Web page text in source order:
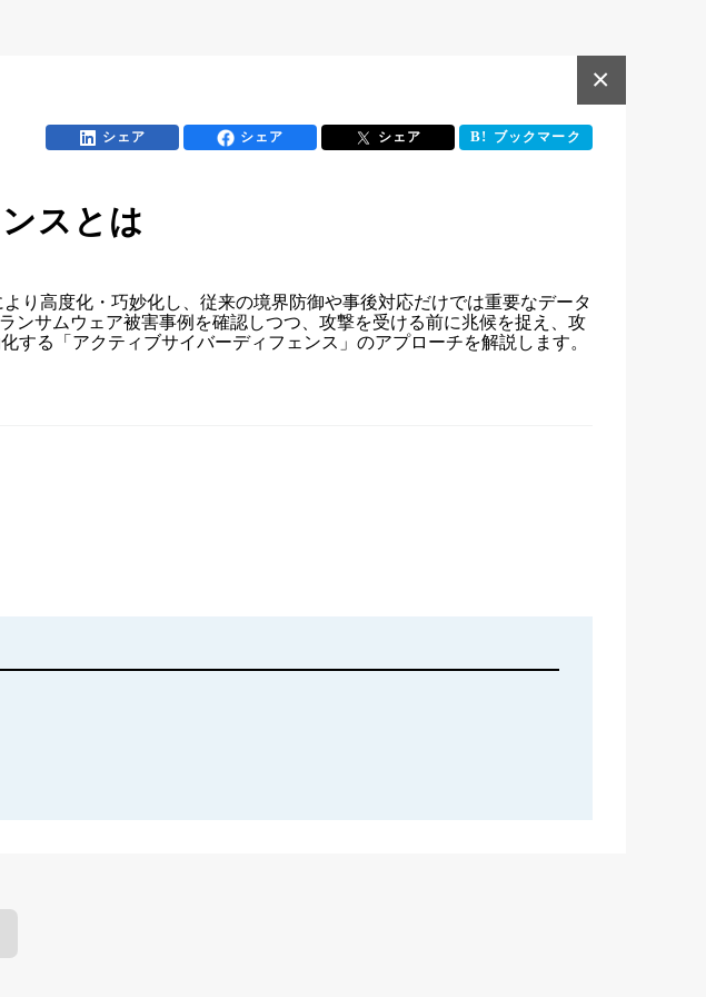
×
シェア シェア シェア ブックマーク
スとは
り高度化・巧妙化し、従来の境界防御や事後対応だけでは重要なデータ
サムウェア被害事例を確認しつつ、攻撃を受ける前に兆候を捉え、攻
る「アクティブサイバーディフェンス」のアプローチを解説します。